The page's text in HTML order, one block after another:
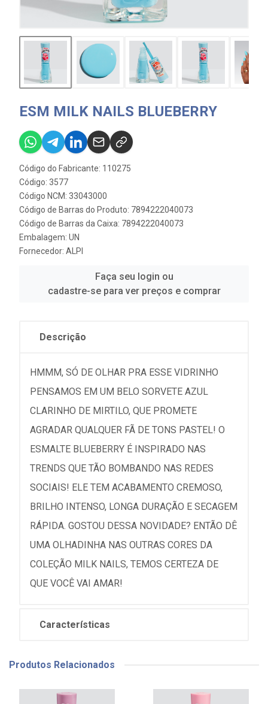
ESM MILK NAILS BLUEBERRY
Código do Fabricante: 110275
Código: 3577
Código NCM: 33043000
Código de Barras do Produto: 7894222040073
Código de Barras da Caixa: 7894222040073
Embalagem: UN
Fornecedor: ALPI
Faça seu login ou
cadastre-se para ver preços e comprar
Descrição
HMMM, SÓ DE OLHAR PRA ESSE VIDRINHO
PENSAMOS EM UM BELO SORVETE AZUL
CLARINHO DE MIRTILO, QUE PROMETE
AGRADAR QUALQUER FÃ DE TONS PASTEL! O
ESMALTE BLUEBERRY É INSPIRADO NAS
TRENDS QUE TÃO BOMBANDO NAS REDES
SOCIAIS! ELE TEM ACABAMENTO CREMOSO,
BRILHO INTENSO, LONGA DURAÇÃO E SECAGEM
RÁPIDA. GOSTOU DESSA NOVIDADE? ENTÃO DÊ
UMA OLHADINHA NAS OUTRAS CORES DA
COLEÇÃO MILK NAILS, TEMOS CERTEZA DE
QUE VOCÊ VAI AMAR!
Características
Produtos Relacionados